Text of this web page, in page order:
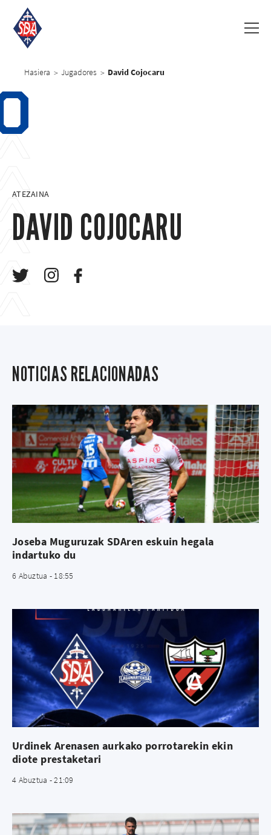
Hasiera > Jugadores > David Cojocaru
ATEZAINA
DAVID COJOCARU
NOTICIAS RELACIONADAS
Joseba Muguruzak SDAren eskuin hegala
indartuko du
6 Abuztua - 18:55
Urdinek Arenasen aurkako porrotarekin ekin
diote prestaketari
4 Abuztua - 21:09